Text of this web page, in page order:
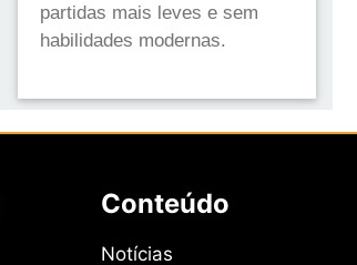
partidas mais leves e sem
habilidades modernas.
Conteúdo
Notícias